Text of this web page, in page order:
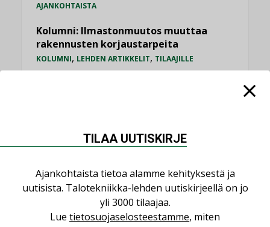
AJANKOHTAISTA
Kolumni: Ilmastonmuutos muuttaa
rakennusten korjaustarpeita
KOLUMNI, LEHDEN ARTIKKELIT, TILAAJILLE
Kaivamattomat menetelmät
vakiinnuttavat asemansa taloyhtiöissä
KATSO KAIKKI
TILAA UUTISKIRJE
Ajankohtaista tietoa alamme kehityksestä ja
uutisista. Talotekniikka-lehden uutiskirjeellä on jo
yli 3000 tilaajaa.
Lue tietosuojaselosteestamme, miten